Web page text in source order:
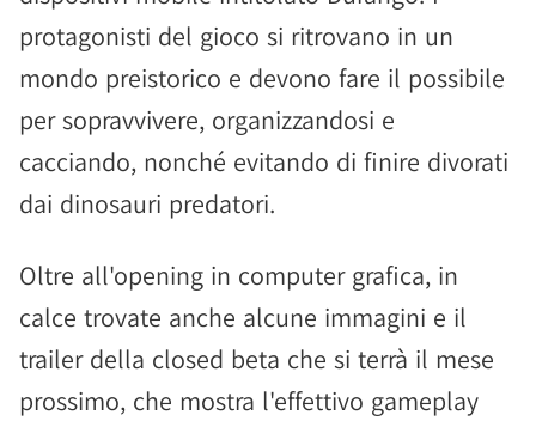
protagonisti del gioco si ritrovano in un
mondo preistorico e devono fare il possibile
per sopravvivere, organizzandosi e
cacciando, nonché evitando di finire divorati
dai dinosauri predatori.
Oltre all'opening in computer grafica, in
calce trovate anche alcune immagini e il
trailer della closed beta che si terrà il mese
prossimo, che mostra l'effettivo gameplay